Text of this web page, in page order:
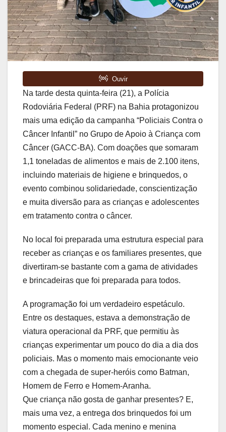
Na tarde desta quinta-feira (21), a Polícia
Rodoviária Federal (PRF) na Bahia protagonizou
mais uma edição da campanha “Policiais Contra o
Câncer Infantil” no Grupo de Apoio à Criança com
Câncer (GACC-BA). Com doações que somaram
1,1 toneladas de alimentos e mais de 2.100 itens,
incluindo materiais de higiene e brinquedos, o
evento combinou solidariedade, conscientização
e muita diversão para as crianças e adolescentes
em tratamento contra o câncer.
No local foi preparada uma estrutura especial para
receber as crianças e os familiares presentes, que
divertiram-se bastante com a gama de atividades
e brincadeiras que foi preparada para todos.
A programação foi um verdadeiro espetáculo.
Entre os destaques, estava a demonstração de
viatura operacional da PRF, que permitiu às
crianças experimentar um pouco do dia a dia dos
policiais. Mas o momento mais emocionante veio
com a chegada de super-heróis como Batman,
Homem de Ferro e Homem-Aranha.
Que criança não gosta de ganhar presentes? E,
mais uma vez, a entrega dos brinquedos foi um
momento especial. Cada menino e menina